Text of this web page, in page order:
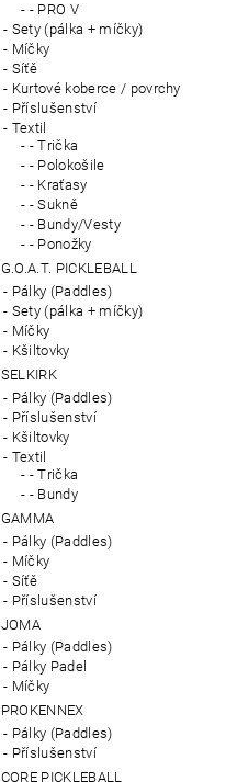
- PRO V
Sety (pálka + míčky)
Míčky
Síťě
Kurtové koberce / povrchy
Příslušenství
Textil
- Trička
- Polokošile
- Kraťasy
- Sukně
- Bundy/Vesty
- Ponožky
G.O.A.T. PICKLEBALL
Pálky (Paddles)
Sety (pálka + míčky)
Míčky
Kšiltovky
SELKIRK
Pálky (Paddles)
Příslušenství
Kšiltovky
Textil
- Trička
- Bundy
GAMMA
Pálky (Paddles)
Míčky
Síťě
Příslušenství
JOMA
Pálky (Paddles)
Pálky Padel
Míčky
PROKENNEX
Pálky (Paddles)
Příslušenství
CORE PICKLEBALL